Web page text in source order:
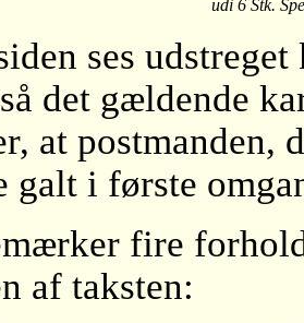
udi 6 Stk.
ses
det gældende
at postmanden,
galt i første
fire
af taksten: